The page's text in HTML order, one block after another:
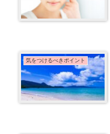
気をつけるべきポイント